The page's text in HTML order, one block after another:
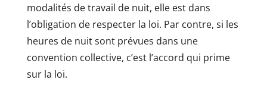
modalités de travail de nuit, elle est dans
l’obligation de respecter la loi. Par contre, si les
heures de nuit sont prévues dans une
convention collective, c’est l’accord qui prime
sur la loi.